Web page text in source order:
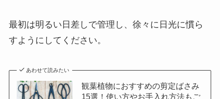
最初は明るい日差しで管理し、徐々に日光に慣ら
すようにしてください。
あわせて読みたい
観葉植物におすすめの剪定ばさみ
15選！使い方やお手入れ方法もご